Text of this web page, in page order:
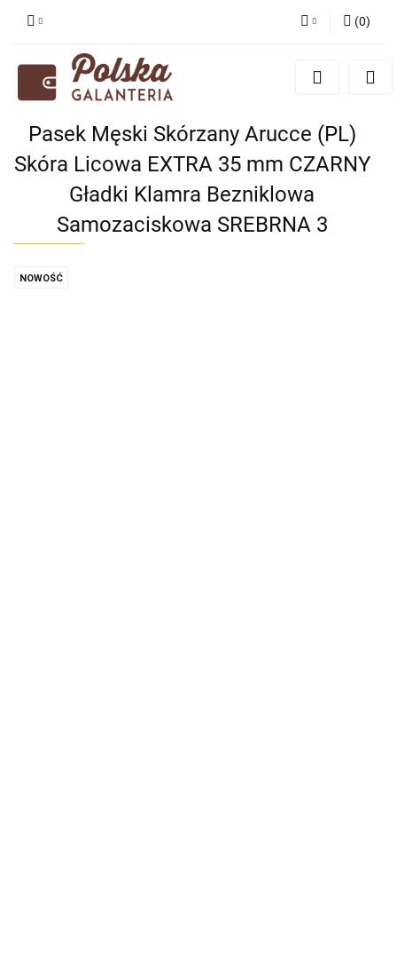
Zaloguj się
(0)
Pasek Męski Skórzany Arucce (PL)
Skóra Licowa EXTRA 35 mm CZARNY
Gładki Klamra Bezniklowa
Samozaciskowa SREBRNA 3
NOWOŚĆ